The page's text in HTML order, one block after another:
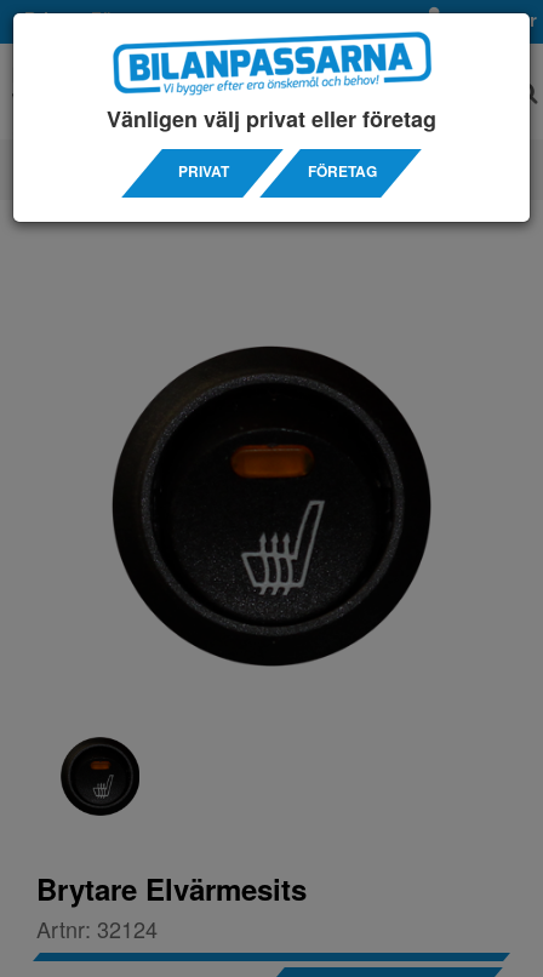
Privat Företag Mina sidor
ELPRODUKTER / BRYTARE
Brytare Elvärmesits
Artnr: 32124
Vänligen välj privat eller företag
PRIVAT FÖRETAG